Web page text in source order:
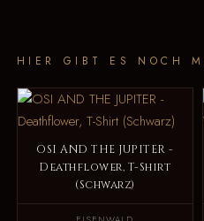
HIER GIBT ES NOCH
OSI AND THE JUPITER -
Deathflower, T-Shirt
(Schwarz)